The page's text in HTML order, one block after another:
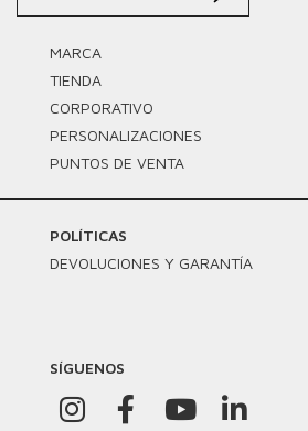
MARCA
TIENDA
CORPORATIVO
PERSONALIZACIONES
PUNTOS DE VENTA
POLÍTICAS
DEVOLUCIONES Y GARANTÍA
SÍGUENOS